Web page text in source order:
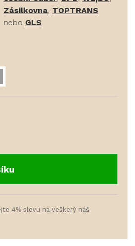
Zásilkovna TOPTRANS
nebo GLS
4% slevu na veškerý náš